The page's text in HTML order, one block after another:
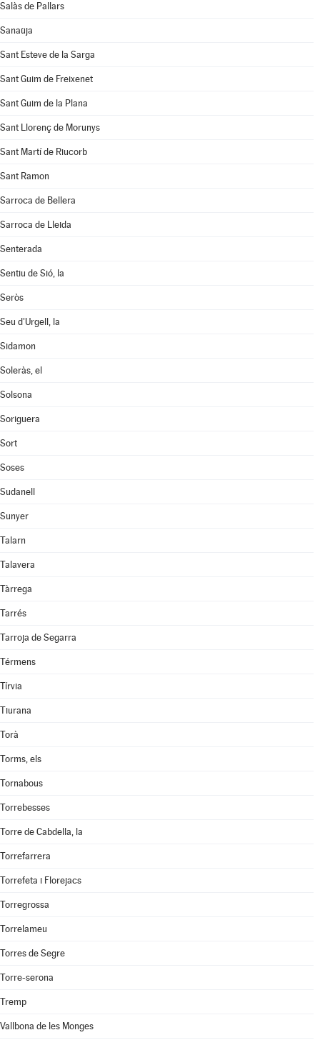
Salàs de Pallars
Sanaüja
Sant Esteve de la Sarga
Sant Guim de Freixenet
Sant Guim de la Plana
Sant Llorenç de Morunys
Sant Martí de Riucorb
Sant Ramon
Sarroca de Bellera
Sarroca de Lleida
Senterada
Sentiu de Sió, la
Seròs
Seu d'Urgell, la
Sidamon
Soleràs, el
Solsona
Soriguera
Sort
Soses
Sudanell
Sunyer
Talarn
Talavera
Tàrrega
Tarrés
Tarroja de Segarra
Térmens
Tírvia
Tiurana
Torà
Torms, els
Tornabous
Torrebesses
Torre de Cabdella, la
Torrefarrera
Torrefeta i Florejacs
Torregrossa
Torrelameu
Torres de Segre
Torre-serona
Tremp
Vallbona de les Monges